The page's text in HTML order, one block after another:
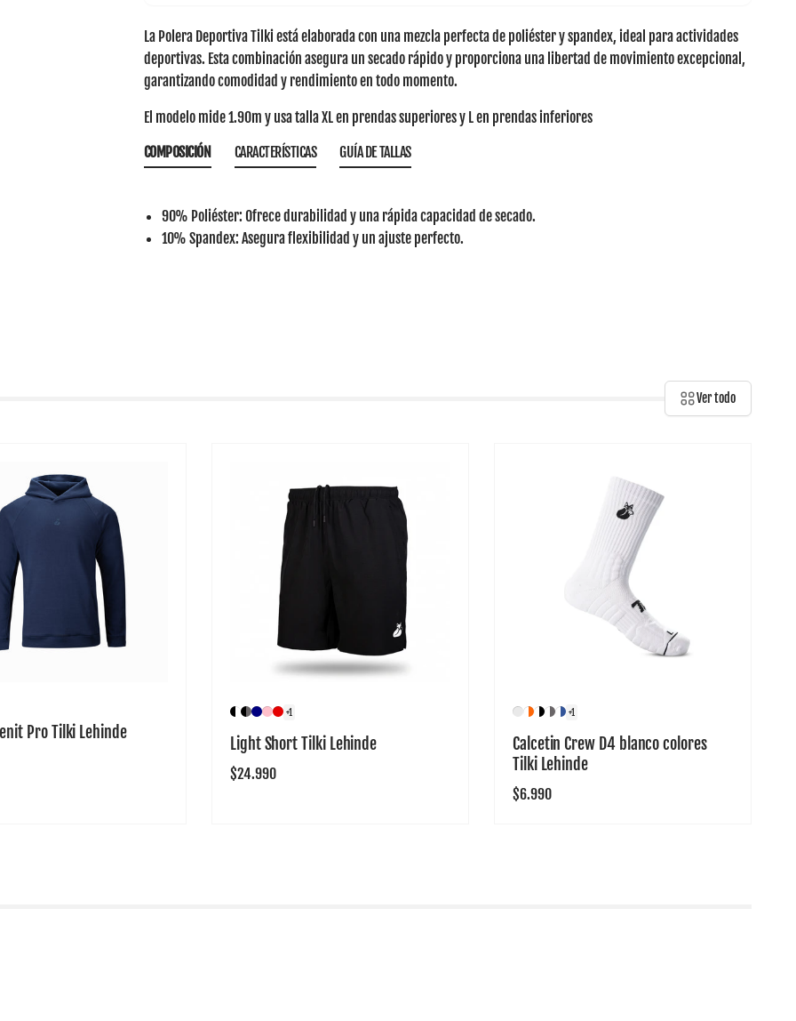
La Polera Deportiva Tilki está elaborada con una mezcla perfecta de poliéster y spandex, ideal para actividades
deportivas. Esta combinación asegura un secado rápido y proporciona una libertad de movimiento excepcional,
garantizando comodidad y rendimiento en todo momento.
El modelo mide 1.90m y usa talla XL en prendas superiores y L en prendas inferiores
COMPOSICIÓN
90% Poliéster: Ofrece durabilidad y una rápida capacidad de secado.
10% Spandex: Asegura flexibilidad y un ajuste perfecto.
CARACTERÍSTICAS GUÍA DE TALLAS
Ver todo
Pro Tilki Lehinde
Light Short Tilki Lehinde
Precio
$24.990
+1
Calcetin Crew D4 blanco colores
Tilki Lehinde
Precio
$6.990
+1